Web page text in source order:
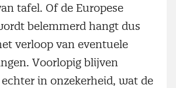
tafel. Of de Europese
belemmerd hangt dus
verloop van eventuele
Voorlopig blijven
in onzekerheid, wat de